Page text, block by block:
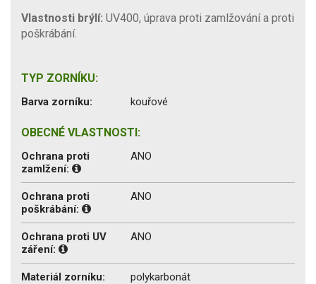
Vlastnosti brýlí: UV400, úprava proti zamlžování a proti
poškrábání.
TYP ZORNÍKU:
Barva zorníku: kouřové
OBECNÉ VLASTNOSTI:
Ochrana proti
zamlžení:
ANO
Ochrana proti
poškrábání:
ANO
Ochrana proti UV
záření:
ANO
Materiál zorníku: polykarbonát